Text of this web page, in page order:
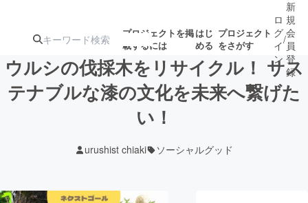
プロジェクトを掲
載するには
はじ
める
プロジェクト
をさがす
注目の新着プロ
ロ
グ
イ
ン
/
新
規
会
員
登
録
ウルシの伐採木をリサイクル！ サス
テナブルな漆の文化を未来へ繋げた
い！
urushist chiaki ソーシャルグッド